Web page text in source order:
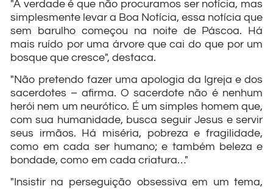
"A verdade é que não procuramos ser notícia, mas
simplesmente levar a Boa Notícia, essa notícia que
sem barulho começou na noite de Páscoa. Há
mais ruído por uma árvore que cai do que por um
bosque que cresce", destaca.
"Não pretendo fazer uma apologia da Igreja e dos
sacerdotes – afirma. O sacerdote não é nenhum
herói nem um neurótico. É um simples homem que,
com sua humanidade, busca seguir Jesus e servir
seus irmãos. Há miséria, pobreza e fragilidade,
como em cada ser humano; e também beleza e
bondade, como em cada criatura…"
"Insistir na perseguição obsessiva em um tema,